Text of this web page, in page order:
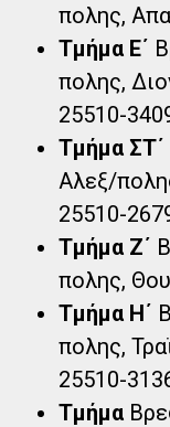
πολης,
Τμήμα Ε΄
πολης,
25510-
Τμήμα ΣΤ΄
Αλεξ/
25510-
Τμήμα Ζ΄
πολης,
Τμήμα Η΄
πολης,
25510-
Τμήμα